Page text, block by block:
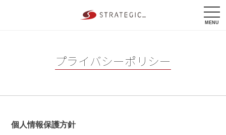
MENU
プライバシーポリシー
個人情報保護方針